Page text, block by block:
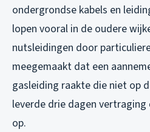
ondergrondse kabels en
lopen vooral in de oudere
nutsleidingen door
meegemaakt dat een
gasleiding raakte die niet op
leverde drie dagen vertraging
op.